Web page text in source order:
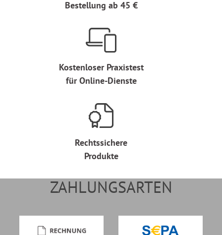
Bestellung ab 45 €
Kostenloser Praxistest
für Online-Dienste
Rechtssichere
Produkte
ZAHLUNGSARTEN